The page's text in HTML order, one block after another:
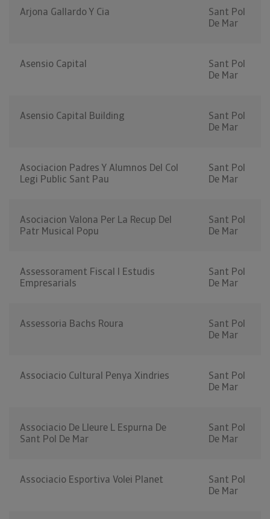
Arjona Gallardo Y Cia
Sant Pol
De Mar
Asensio Capital
Sant Pol
De Mar
Asensio Capital Building
Sant Pol
De Mar
Asociacion Padres Y Alumnos Del Col
Legi Public Sant Pau
Sant Pol
De Mar
Asociacion Valona Per La Recup Del
Patr Musical Popu
Sant Pol
De Mar
Assessorament Fiscal I Estudis
Empresarials
Sant Pol
De Mar
Assessoria Bachs Roura
Sant Pol
De Mar
Associacio Cultural Penya Xindries
Sant Pol
De Mar
Associacio De Lleure L Espurna De
Sant Pol De Mar
Sant Pol
De Mar
Associacio Esportiva Volei Planet
Sant Pol
De Mar